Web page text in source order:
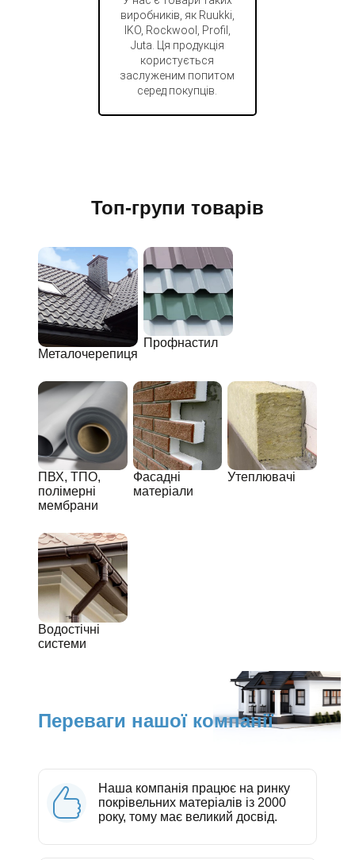
виробників, як Ruukki,
IKO, Rockwool, Profil,
Juta. Ця продукція
користується
заслуженим попитом
серед покупців.
Топ-групи товарів
Металочерепиця
Профнастил
ПВХ, ТПО,
полімерні
мембрани
Фасадні
матеріали
Утеплювачі
Водостічні
системи
Переваги нашої компанії
Наша компанія працює на ринку
покрівельних матеріалів із 2000
року, тому має великий досвід.